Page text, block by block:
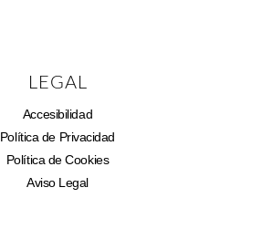
LEGAL
Accesibilidad
Política de Privacidad
Política de Cookies
Aviso Legal